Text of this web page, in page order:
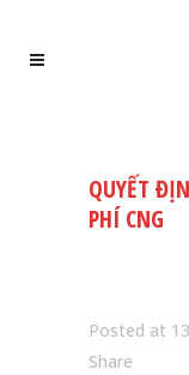
QUYẾT
PHÍ CNG
Posted at
Share